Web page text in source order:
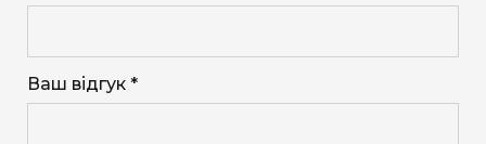
Ваш відгук *